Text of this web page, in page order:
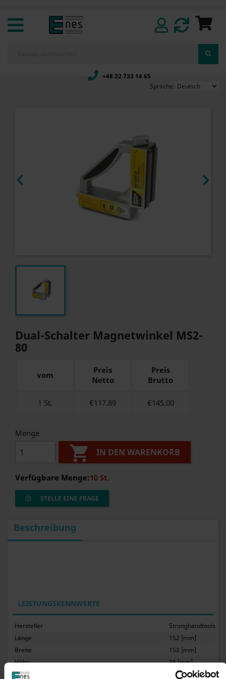
+48 22 733 14 65
Sprache:
 
Dual-Schalter Magnetwinkel MS2-
80
vom
Preis
Netto
Preis
Brutto
1 St. €117.89 €145.00
Menge
 IN DEN WARENKORB
Verfügbare Menge:10 St.
STELLE EINE FRAGE
Beschreibung
LEISTUNGSKENNWERTE
Hersteller
Stronghandtools
Länge
152 [mm]
Breite
152 [mm]
Höhe
38 [mm]
Magnettyp
Neodym